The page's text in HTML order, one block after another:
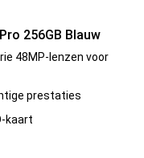
256GB Blauw
48MP-lenzen voor
prestaties
kaart